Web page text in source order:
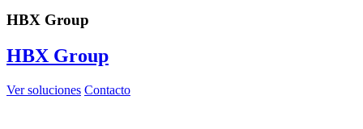
HBX Group
HBX Group
Ver soluciones Contacto